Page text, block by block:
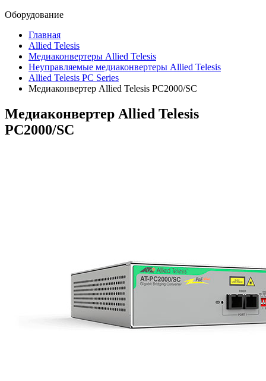
Оборудование
Главная
Allied Telesis
Медиаконвертеры Allied Telesis
Неуправляемые медиаконвертеры Allied Telesis
Allied Telesis PC Series
Медиаконвертер Allied Telesis PC2000/SC
Медиаконвертер Allied Telesis
PC2000/SC